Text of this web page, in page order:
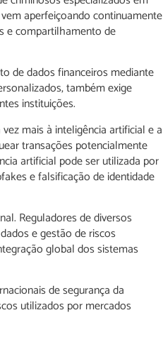
aperfeiçoando continuamente
e compartilhamento de
de dados financeiros mediante
também exige
instituições.
mais à inteligência artificial e a
transações potencialmente
artificial pode ser utilizada por
e falsificação de identidade
Reguladores de diversos
e gestão de riscos
global dos sistemas
de segurança da
utilizados por mercados